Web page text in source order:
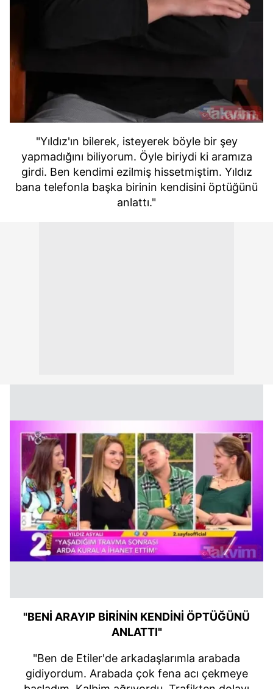
"Yıldız'ın bilerek, isteyerek böyle bir şey
yapmadığını biliyorum. Öyle biriydi ki aramıza
girdi. Ben kendimi ezilmiş hissetmiştim. Yıldız
bana telefonla başka birinin kendisini öptüğünü
anlattı."
"BENİ ARAYIP BİRİNİN KENDİNİ ÖPTÜĞÜNÜ
ANLATTI"
"Ben de Etiler'de arkadaşlarımla arabada
gidiyordum. Arabada çok fena acı çekmeye